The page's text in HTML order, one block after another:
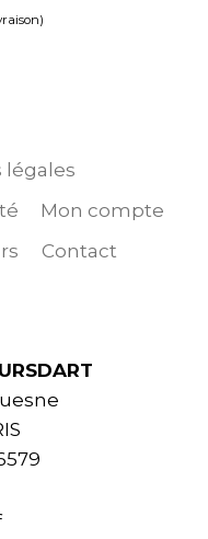
légales
Mon compte
Contact